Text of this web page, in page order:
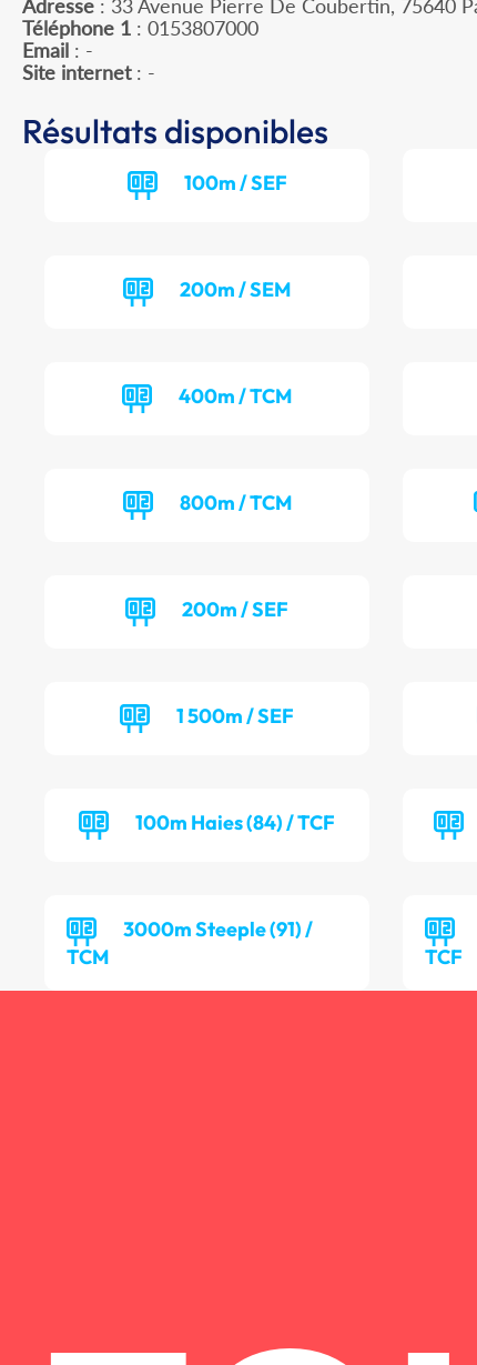
Adresse : 33 Avenue Pierre De Coubertin, 75640
Téléphone 1 : 0153807000
Email : -
Site internet: -
Résultats disponibles
100m / SEF
200m / SEM
400m / TCM
800m / TCM
200m / SEF
1 500m / SEF
100m Haies (84) / TCF
3000m Steeple (91) /
TCM
TCF